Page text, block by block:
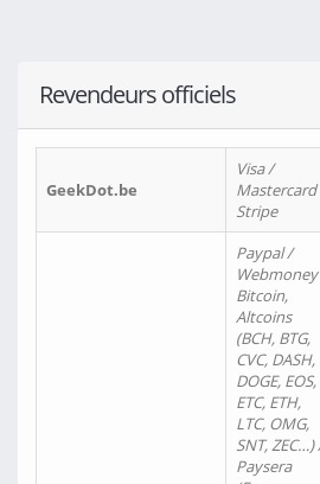
Revendeurs officiels
GeekDot.be
Visa /
Stripe
Paypal /
Bitcoin,
Altcoins
(BCH, BTG,
CVC, DASH,
DOGE, EOS,
ETC, ETH,
LTC, OMG,
SNT, ZEC…)
Paysera